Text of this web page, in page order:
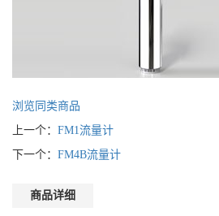
浏览同类商品
上一个： FM1流量计
下一个： FM4B流量计
商品详细